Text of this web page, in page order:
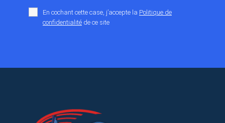
En cochant cette case, j’accepte la Politique de
confidentialité de ce site